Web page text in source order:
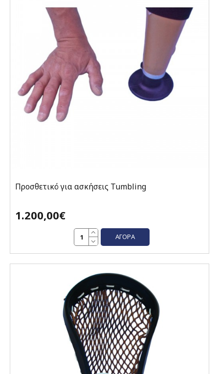
Προσθετικό για ασκήσεις Tumbling
1.200,00€
ΑΓΟΡΆ